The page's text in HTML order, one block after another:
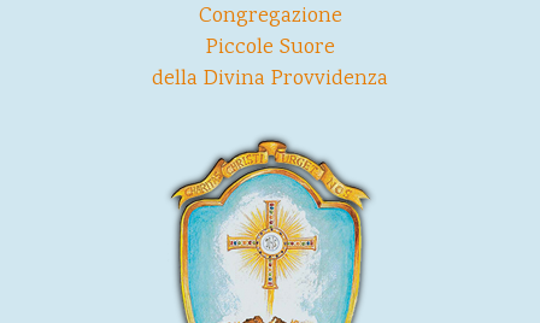
Congregazione
Piccole Suore
della Divina Provvidenza